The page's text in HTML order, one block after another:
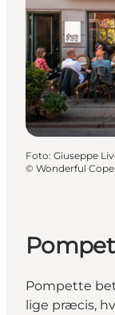
Foto: Giuseppe
© Wonderful
Pompette
lige præcis,